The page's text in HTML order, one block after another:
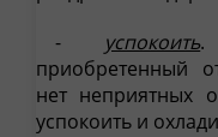
- успокоить.
приобретенный
нет неприятных
успокоить и